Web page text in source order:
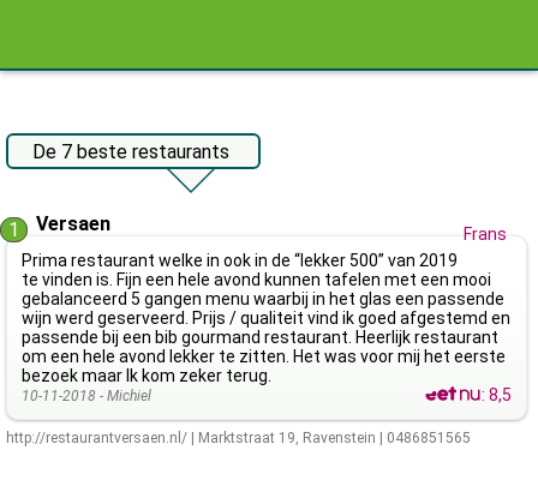
De 7 beste restaurants
1 Versaen
Frans
Prima restaurant welke in ook in de “lekker 500” van 2019
te vinden is. Fijn een hele avond kunnen tafelen met een mooi
gebalanceerd 5 gangen menu waarbij in het glas een passende
wijn werd geserveerd. Prijs / qualiteit vind ik goed afgestemd en
passende bij een bib gourmand restaurant. Heerlijk restaurant
om een hele avond lekker te zitten. Het was voor mij het eerste
bezoek maar Ik kom zeker terug.
10-11-2018 - Michiel :8,5
http://restaurantversaen.nl/ Marktstraat 19, Ravenstein 0486851565